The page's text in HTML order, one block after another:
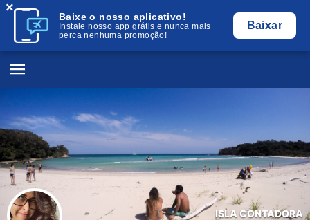
Baixe o nosso aplicativo!
Instale nosso app grátis e nunca mais
perca nenhuma promoção!
Baixar
×
ISLA CONTADORA